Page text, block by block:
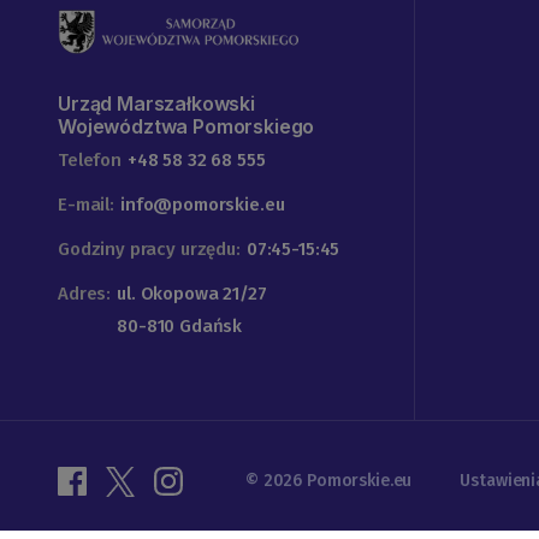
Urząd Marszałkowski
Województwa Pomorskiego
Telefon +48 58 32 68 555
E-mail: info@pomorskie.eu
Godziny pracy urzędu: 07:45-15:45
Adres: ul. Okopowa 21/27
80-810 Gdańsk
© 2026 Pomorskie.eu